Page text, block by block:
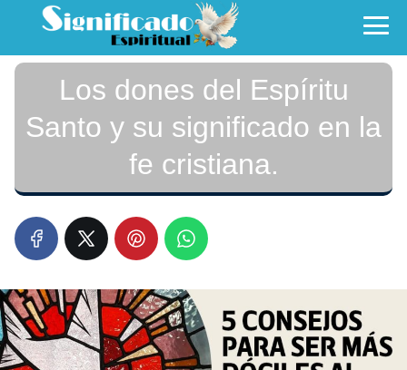
Los dones del Espíritu
Santo y su significado en la
fe cristiana.